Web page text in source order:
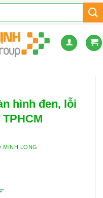
hình đen, lỗi
MINH LONG